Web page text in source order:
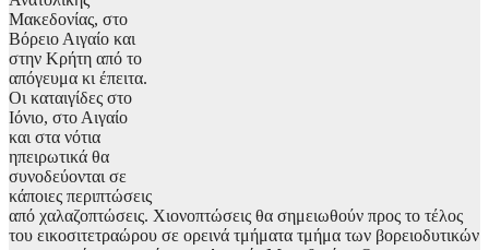
Μακεδονίας, στο
Βόρειο Αιγαίο και
στην Κρήτη από το
απόγευμα κι έπειτα.
Οι καταιγίδες στο
Ιόνιο, στο Αιγαίο
και στα νότια
ηπειρωτικά θα
συνοδεύονται σε
κάποιες περιπτώσεις
από χαλαζοπτώσεις. Χιονοπτώσεις θα σημειωθούν προς το τέλος
του εικοσιτετραώρου σε ορεινά τμήματα τμήμα των βορειοδυτικών